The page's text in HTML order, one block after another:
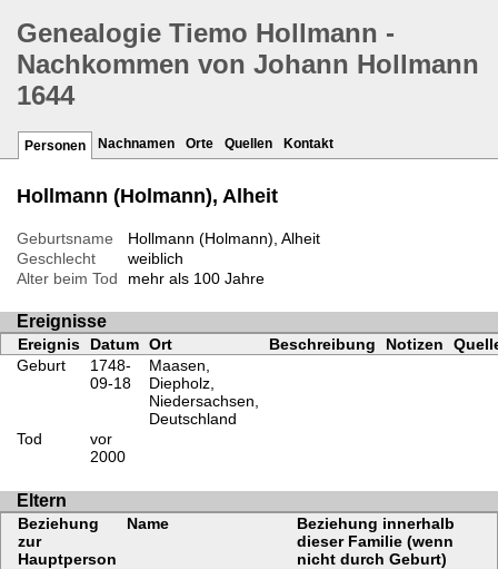
Genealogie Tiemo Hollmann -
Nachkommen von Johann Hollmann
1644
Personen Nachnamen Orte Quellen Kontakt
Hollmann (Holmann), Alheit
Geburtsname
Hollmann (Holmann), Alheit
Geschlecht
weiblich
Alter beim Tod
mehr als 100 Jahre
Ereignisse
Ereignis Datum Ort Beschreibung Notizen
Geburt
1748-
09-18
Maasen,
Diepholz,
Niedersachsen,
Deutschland
Tod
vor
2000
Eltern
Beziehung
zur
Hauptperson
Name
Beziehung innerhalb
dieser Familie (wenn
nicht durch Geburt)